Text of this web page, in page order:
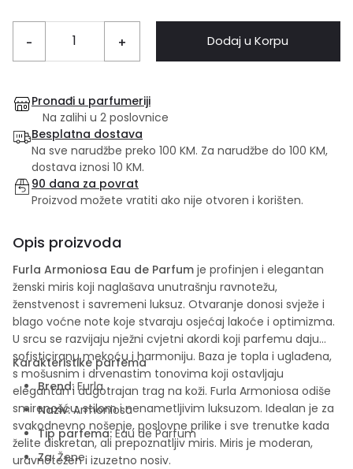
- + Dodaj u Korpu
Pronađi u parfumeriji
Na zalihi u 2 poslovnice
Besplatna dostava
Na sve narudžbe preko 100 KM. Za narudžbe do 100 KM,
dostava iznosi 10 KM.
90 dana za povrat
Proizvod možete vratiti ako nije otvoren i korišten.
Opis proizvoda
Furla Armoniosa Eau de Parfum je profinjen i elegantan
ženski miris koji naglašava unutrašnju ravnotežu,
ženstvenost i savremeni luksuz. Otvaranje donosi svježe i
blago voćne note koje stvaraju osjećaj lakoće i optimizma.
U srcu se razvijaju nježni cvjetni akordi koji parfemu daju
sofisticiranu mekoću i harmoniju. Baza je topla i uglađena,
s mošusnim i drvenastim tonovima koji ostavljaju
elegantan i dugotrajan trag na koži. Furla Armoniosa odiše
smirenošću, stilom i nenametljivim luksuzom. Idealan je za
svakodnevno nošenje, poslovne prilike i sve trenutke kada
želite diskretan, ali prepoznatljiv miris. Miris je moderan,
uravnotežen i izuzetno nosiv.
Karakteristike parfema
Brend: Furla
Naziv:Armoniosa
Tip parfema:Eau de Parfum
Za:Žene